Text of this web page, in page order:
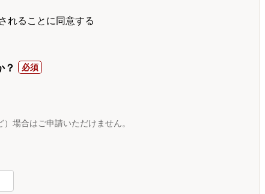
れることに同意する
？
場合はご申請いただけません。